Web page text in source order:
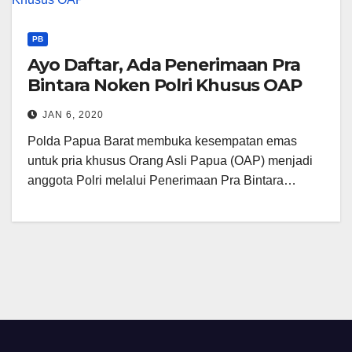
PB
Ayo Daftar, Ada Penerimaan Pra
Bintara Noken Polri Khusus OAP
JAN 6, 2020
Polda Papua Barat membuka kesempatan emas
untuk pria khusus Orang Asli Papua (OAP) menjadi
anggota Polri melalui Penerimaan Pra Bintara…